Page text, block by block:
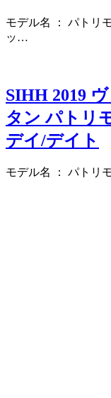
モデル名 ： パトリ
ッ…
SIHH 2019
タン パトリ
デイ/デイト
モデル名 ： パトリ